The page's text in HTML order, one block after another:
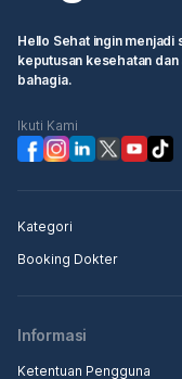
Hello Sehat ingin menjadi
keputusan kesehatan
bahagia.
Ikuti Kami
Kategori
Booking Dokter
Informasi
Ketentuan Pengguna